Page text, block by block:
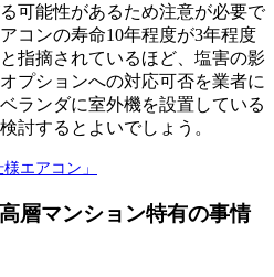
可能性があるため注意が必要で
コンの寿命10年程度が3年程度
指摘されているほど、塩害の影
プションへの対応可否を業者に
ランダに室外機を設置している
討するとよいでしょう。
エアコン」
層マンション特有の事情